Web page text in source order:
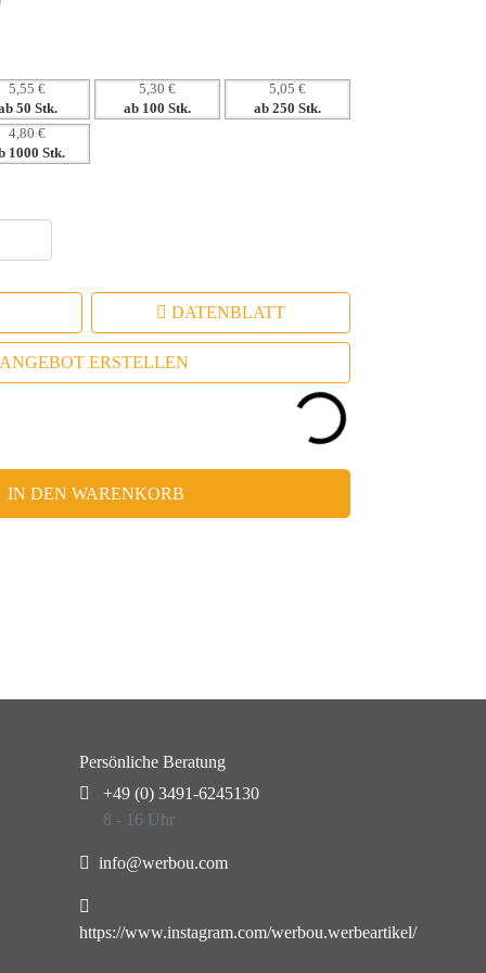
5,55 €
50 Stk.
5,30 €
ab 100 Stk.
5,05 €
ab 250 Stk.
4,80 €
1000 Stk.
DATENBLATT
ANGEBOT ERSTELLEN
IN DEN WARENKORB
Persönliche Beratung
+49 (0) 3491-6245130
8 - 16 Uhr
info@werbou.com
https://www.instagram.com/werbou.werbeartikel/